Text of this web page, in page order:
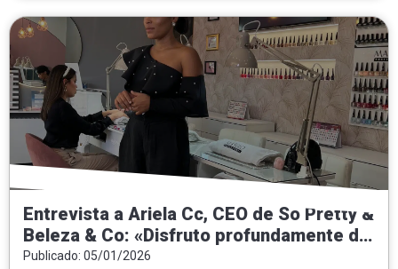
Entrevista a Ariela Cc, CEO de So Pretty &
Beleza & Co: «Disfruto profundamente de
entregar felicidad a las personas que
Publicado: 05/01/2026